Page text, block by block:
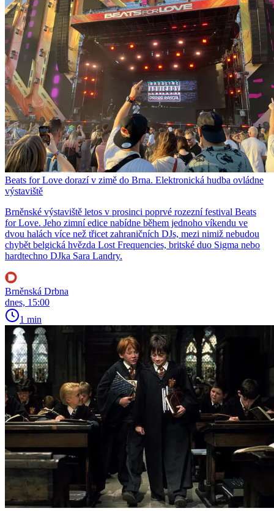
Beats for Love dorazí v zimě do Brna. Elektronická hudba ovládne
výstaviště
Brněnské výstaviště letos v prosinci poprvé rozezní festival Beats
for Love. Jeho zimní edice nabídne během jednoho víkendu ve
dvou halách více než třicet zahraničních DJs, mezi nimiž nebudou
chybět belgická hvězda Lost Frequencies, britské duo Sigma nebo
hardtechno DJka Sara Landry.
Brněnská Drbna
dnes, 15:00
1 min